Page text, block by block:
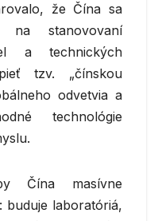
že Čína sa
na stanovovaní
a technických
tzv. „čínskou
odvetvia a
technológie
Čína masívne
buduje laboratóriá,